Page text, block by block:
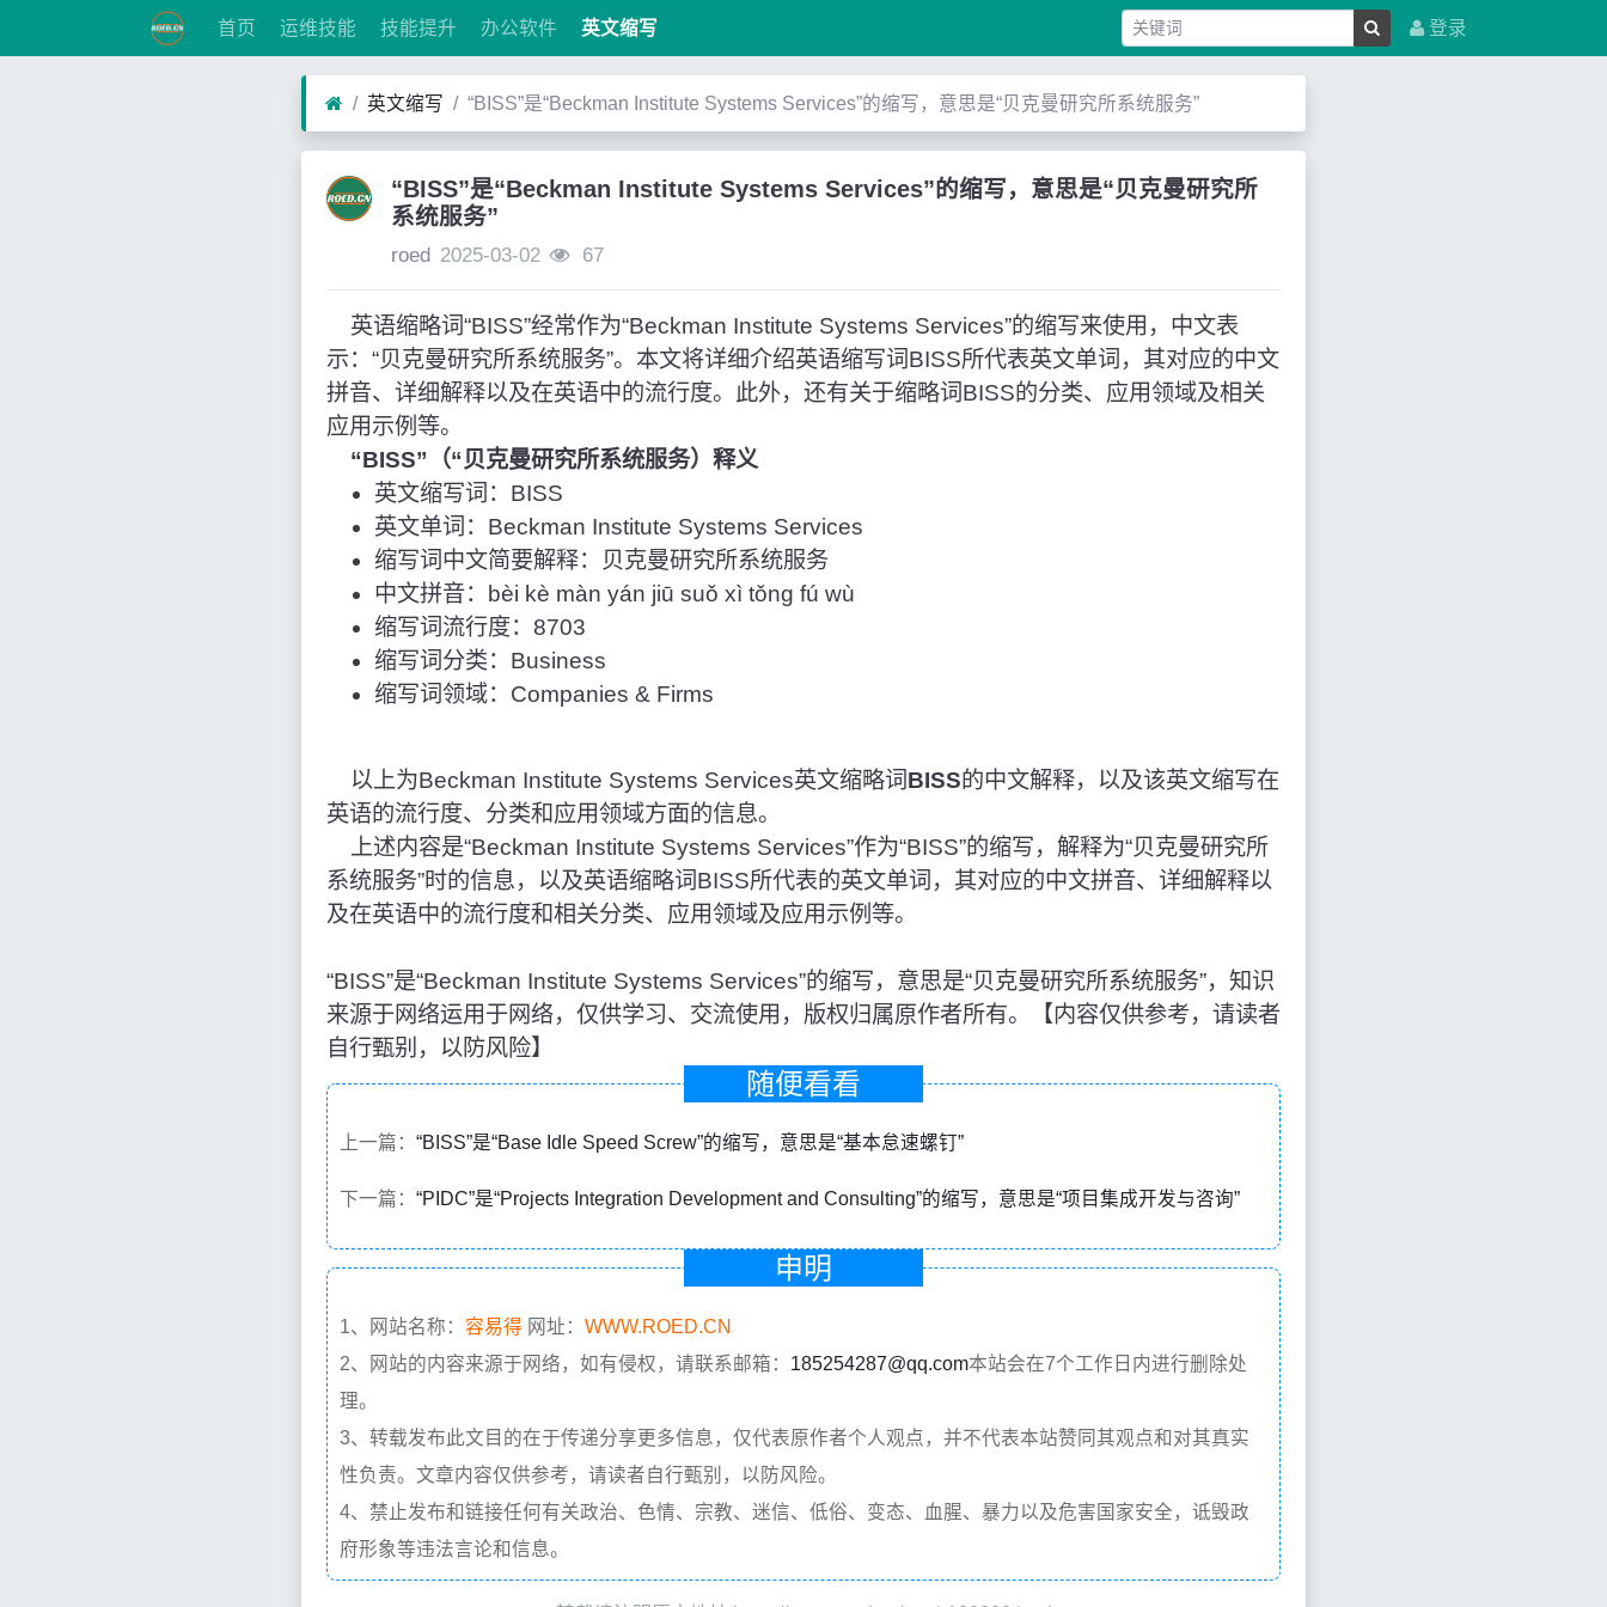
首页 运维技能 技能提升 办公软件 英文缩写 登录
英文缩写 “BISS”是“Beckman Institute Systems Services”的缩写，意思是“贝克曼研究所系统服务”
“BISS”是“Beckman Institute Systems Services”的缩写，意思是“贝克曼研究所
系统服务”
roed 2025-03-02 67
英语缩略词“BISS”经常作为“Beckman Institute Systems Services”的缩写来使用，中文表
示：“贝克曼研究所系统服务”。本文将详细介绍英语缩写词BISS所代表英文单词，其对应的中文
拼音、详细解释以及在英语中的流行度。此外，还有关于缩略词BISS的分类、应用领域及相关
应用示例等。
“BISS”（“贝克曼研究所系统服务）释义
英文缩写词：BISS
英文单词：Beckman Institute Systems Services
缩写词中文简要解释：贝克曼研究所系统服务
中文拼音：bèi kè màn yán jiū suǒ xì tǒng fú wù
缩写词流行度：8703
缩写词分类：Business
缩写词领域：Companies & Firms
以上为Beckman Institute Systems Services英文缩略词 BISS的中文解释，以及该英文缩写在
英语的流行度、分类和应用领域方面的信息。
上述内容是“Beckman Institute Systems Services”作为“BISS”的缩写，解释为“贝克曼研究所
系统服务”时的信息，以及英语缩略词BISS所代表的英文单词，其对应的中文拼音、详细解释以
及在英语中的流行度和相关分类、应用领域及应用示例等。
“BISS”是“Beckman Institute Systems Services”的缩写，意思是“贝克曼研究所系统服务”，知识
来源于网络运用于网络，仅供学习、交流使用，版权归属原作者所有。【内容仅供参考，请读者
自行甄别，以防风险】
随便看看
上一篇： “BISS”是“Base Idle Speed Screw”的缩写，意思是“基本怠速螺钉”
下一篇： “PIDC”是“Projects Integration Development and Consulting”的缩写，意思是“项目集成开发与咨询”
申明
1、网站名称： 容易得 网址： WWW.ROED.CN
2、网站的内容来源于网络，如有侵权，请联系邮箱： 185254287@qq.com本站会在7个工作日内进行删除处
理。
3、转载发布此文目的在于传递分享更多信息，仅代表原作者个人观点，并不代表本站赞同其观点和对其真实
性负责。文章内容仅供参考，请读者自行甄别，以防风险。
4、禁止发布和链接任何有关政治、色情、宗教、迷信、低俗、变态、血腥、暴力以及危害国家安全，诋毁政
府形象等违法言论和信息。